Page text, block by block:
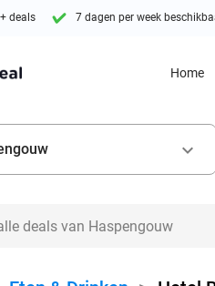
deals 7 dagen per week
Home
keyboard_arrow_down